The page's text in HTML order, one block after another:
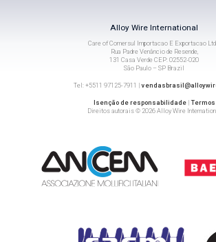
Alloy Wire International
Care of Comersul Importacao E Exportacao
Rua Padre Venâncio de Resende,
131 Casa Verde CEP: 02552-020
São Paulo – SP Brazil
Tel: +5511 97125-7911 |
Isenção de responsabilidade|Termos
Direitos autorais © 2026 Alloy Wire